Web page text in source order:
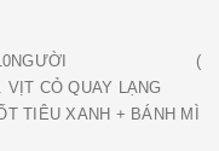
BÀN/10NGƯỜI (
CỎ QUAY LẠNG
TIÊU XANH + BÁNH MÌ